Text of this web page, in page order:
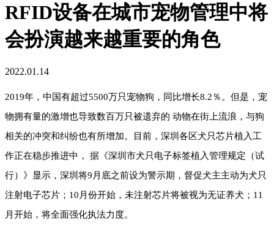
RFID设备在城市宠物管理中将
会扮演越来越重要的角色
2022.01.14
2019年，中国有超过5500万只宠物狗，同比增长8.2％。但是，宠
物拥有量的激增也导致数百万只被遗弃的 动物在街上流浪，与狗
相关的冲突和纠纷也有所增加。目前，深圳各区犬只芯片植入工
作正在稳步推进中， 据《深圳市犬只电子标签植入管理规定（试
行）》显示，深圳将9月底之前设为警示期，督促犬主主动为犬只
注射电子芯片；10月份开始，未注射芯片将被视为无证养犬；11
月开始，将全面强化执法力度。